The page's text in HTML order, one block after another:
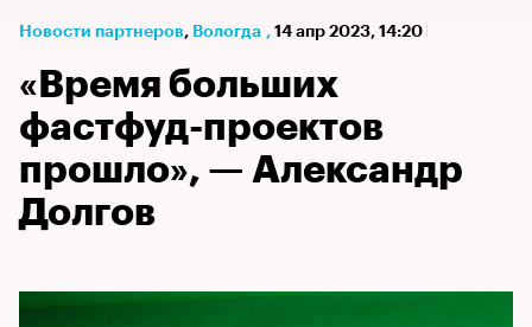
Новости партнеров⁠, Вологда , 14 апр 2023, 14:20
«Время больших
фастфуд-проектов
прошло», — Александр
Долгов